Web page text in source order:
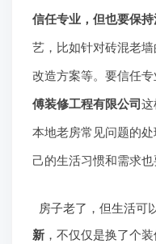
信任专业，但也要保
艺，比如针对砖混老
改造方案等。要信任
傅装修工程有限公司
本地老房常见问题的
己的生活习惯和需求也
房子老了，但生活可
新 ，不仅仅是换了个